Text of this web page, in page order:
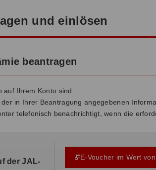
und einlösen
beantragen
auf Ihrem Konto sind.
in Ihrer Beantragung angegebenen
telefonisch benachrichtigt, wenn die
der JAL-
E-Voucher im Wert